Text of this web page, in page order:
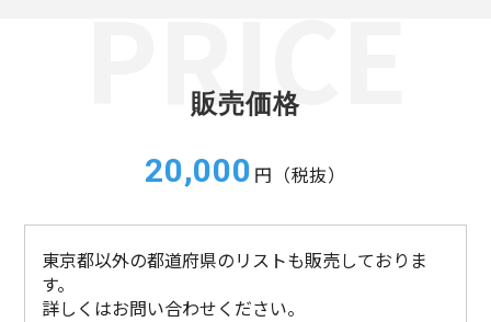
販売価格
20,000 円（税抜）
東京都以外の都道府県のリストも販売しておりま
す。
詳しくはお問い合わせください。